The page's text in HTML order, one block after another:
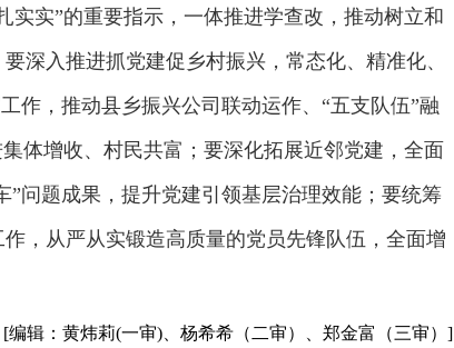
实实”的重要指示，一体推进学查改，推动树立和
深入推进抓党建促乡村振兴，常态化、精准化、
作，推动县乡振兴公司联动运作、“五支队伍”融
体增收、村民共富；要深化拓展近邻党建，全面
”问题成果，提升党建引领基层治理效能；要统筹
，从严从实锻造高质量的党员先锋队伍，全面增
[编辑：黄炜莉(一审)、杨希希（二审）、郑金富（三审）]